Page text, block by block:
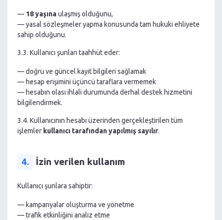
— 18 yaşınaulaşmış olduğunu,
— yasal sözleşmeler yapma konusunda tam hukuki ehliyete
sahip olduğunu.
3.3. Kullanıcı şunları taahhüt eder:
— doğru ve güncel kayıt bilgileri sağlamak
— hesap erişimini üçüncü taraflara vermemek
— hesabın olası ihlali durumunda derhal destek hizmetini
bilgilendirmek.
3.4. Kullanıcının hesabı üzerinden gerçekleştirilen tüm
işlemler kullanıcı tarafından yapılmış sayılır.
4. İzin verilen kullanım
Kullanıcı şunlara sahiptir:
— kampanyalar oluşturma ve yönetme
— trafik etkinliğini analiz etme